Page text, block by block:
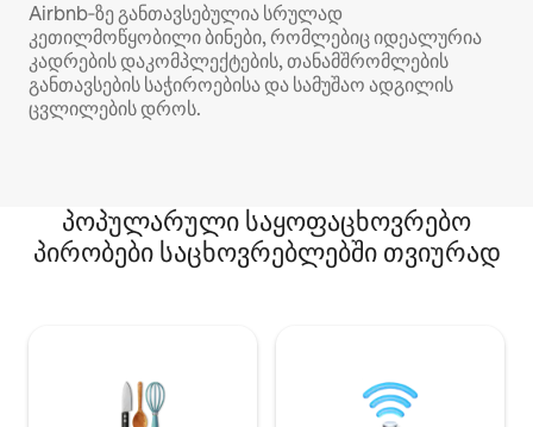
Airbnb‑ზე განთავსებულია სრულად
კეთილმოწყობილი ბინები, რომლებიც იდეალურია
კადრების დაკომპლექტების, თანამშრომლების
განთავსების საჭიროებისა და სამუშაო ადგილის
ცვლილების დროს.
პოპულარული საყოფაცხოვრებო
პირობები საცხოვრებლებში თვიურად